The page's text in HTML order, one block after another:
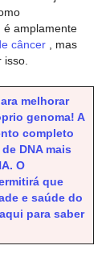
é amplamente
câncer , mas
melhorar
genoma! A
completo
DNA mais
O
que
e saúde do
para saber